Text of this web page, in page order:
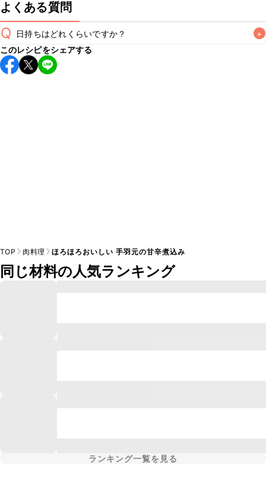
よくある質問
Q 日持ちはどれくらいですか？ +
保存期間は冷蔵で翌日中が目安です。なるべくお早めにお召
し上がりください。
このレシピをシェアする
TOP 肉料理 ほろほろおいしい 手羽元の甘辛煮込み
同じ材料の人気ランキング
ランキング一覧を見る